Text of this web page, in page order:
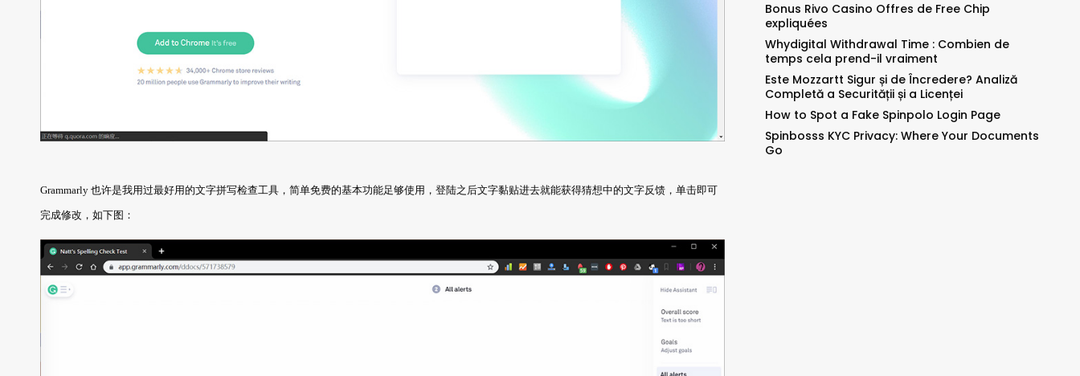
Grammarly 也许是我用过最好用的文字拼写检查工具，简单免费的基本功能足够使用，登陆之后文字黏贴进去就能获得猜想中的文字反馈，单击即可
完成修改，如下图：
Bonus Rivo Casino Offres de Free Chip
expliquées
Whydigital Withdrawal Time : Combien de
temps cela prend-il vraiment
Este Mozzartt Sigur și de Încredere? Analiză
Completă a Securității și a Licenței
How to Spot a Fake Spinpolo Login Page
Spinbosss KYC Privacy: Where Your Documents
Go